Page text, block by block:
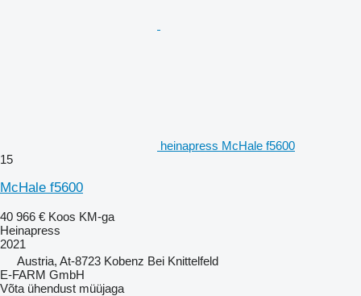
heinapress McHale f5600
15
McHale f5600
40 966 € Koos KM-ga
Heinapress
2021
Austria, At-8723 Kobenz Bei Knittelfeld
E-FARM GmbH
Võta ühendust müüjaga